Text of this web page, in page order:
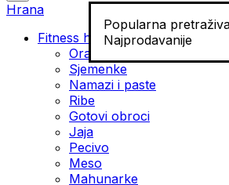
Popularna
Najprodavanije
Hrana
Fitness hrana
Orašasti plodovi
Sjemenke
Namazi i paste
Ribe
Gotovi obroci
Jaja
Pecivo
Meso
Mahunarke